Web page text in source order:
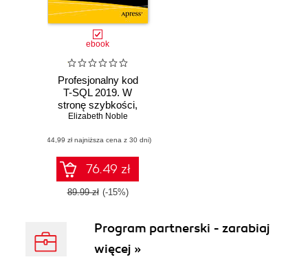
ebook
Profesjonalny kod
T-SQL 2019. W
stronę szybkości,
skalowalności i
rozwiązań dla SQL
Server
Elizabeth Noble
(44,99 zł najniższa cena z 30 dni)
76.49 zł
89.99 zł (-15%)
Program partnerski - zarabiaj
więcej »